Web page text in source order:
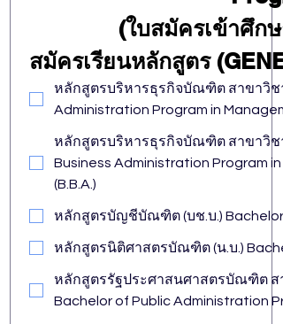
(ใบสมัครเข้าศึก
สมัครเรียนหลักสูตร
หลักสูตรบริหารธุรกิจบัณฑิต สาขาวิชา
Administration Program in
หลักสูตรบริหารธุรกิจบัณฑิต สาขาวิชา
Business Administration Program
(B.B.A.)
หลักสูตรบัญชีบัณฑิต (บช.บ.) Bachelor
หลักสูตรนิติศาสตรบัณฑิต (น.บ.)
หลักสูตรรัฐประศาสนศาสตรบัณฑิต ส
Bachelor of Public Administration